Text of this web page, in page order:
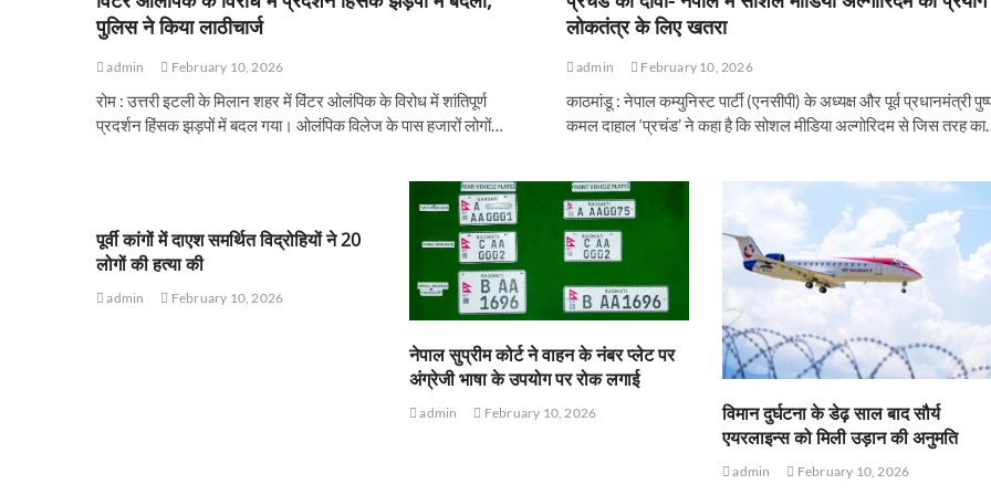
पुलिस ने किया लाठीचार्ज
admin February 10, 2026
रोम : उत्तरी इटली के मिलान शहर में विंटर ओलंपिक के विरोध में शांतिपूर्ण
प्रदर्शन हिंसक झड़पों में बदल गया। ओलंपिक विलेज के पास हजारों लोगों…
लोकतंत्र के लिए खतरा
admin February 10, 2026
काठमांडू : नेपाल कम्युनिस्ट पार्टी (एनसीपी) के अध्यक्ष और पूर्व प्रधानमंत्री
कमल दाहाल ‘प्रचंड’ ने कहा है कि सोशल मीडिया अल्गोरिदम से जिस तरह
पूर्वी कांगों में दाएश समर्थित विद्रोहियों ने 20
लोगों की हत्या की
admin February 10, 2026
नेपाल सुप्रीम कोर्ट ने वाहन के नंबर प्लेट पर
अंग्रेजी भाषा के उपयोग पर रोक लगाई
admin February 10, 2026
विमान दुर्घटना के डेढ़ साल बाद सौर्य
एयरलाइन्स को मिली उड़ान की अनुमति
admin February 10, 2026